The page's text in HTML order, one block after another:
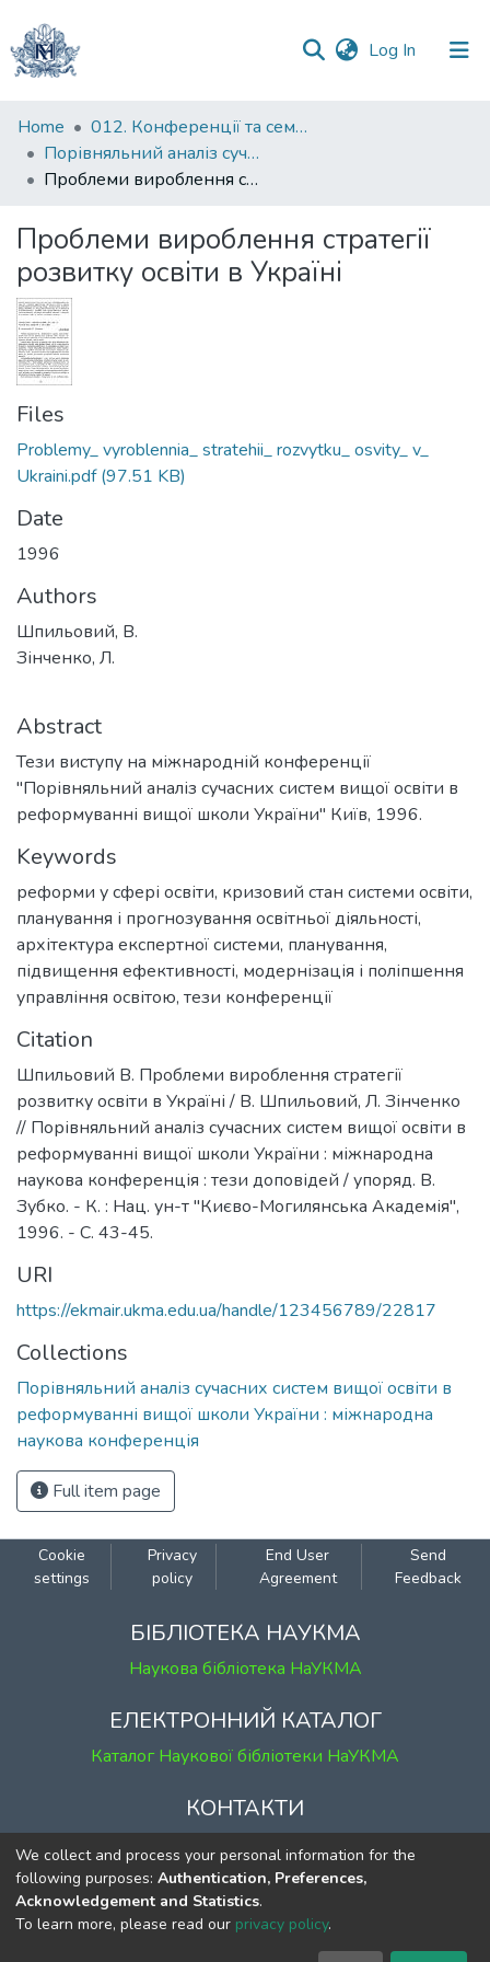
Log In (current)
Communities
&
Collections
Statistics
Home
012. Конференції та семінари НаУКМА
Порівняльний аналіз сучасних систем вищої освіти в реформуванні вищої школи України : міжнародна наукова конференція
Проблеми вироблення стратегії розвитку освіти в Україні
Проблеми вироблення стратегії
розвитку освіти в Україні
Files
Problemy_ vyroblennia_ stratehii_ rozvytku_ osvity_ v_
Ukraini.pdf(97.51 KB)
Date
1996
Authors
Шпильовий, В.
Зінченко, Л.
Abstract
Тези виступу на міжнародній конференції
"Порівняльний аналіз сучасних систем вищої освіти в
реформуванні вищої школи України" Київ, 1996.
Keywords
реформи у сфері освіти, кризовий стан системи освіти,
планування і прогнозування освітньої діяльності,
архітектура експертної системи, планування,
підвищення ефективності, модернізація і поліпшення
управління освітою, тези конференції
Citation
Шпильовий В. Проблеми вироблення стратегії
розвитку освіти в Україні / В. Шпильовий, Л. Зінченко
// Порівняльний аналіз сучасних систем вищої освіти в
реформуванні вищої школи України : міжнародна
наукова конференція : тези доповідей / упоряд. В.
Зубко. - К. : Нац. ун-т "Києво-Могилянська Академія",
1996. - С. 43-45.
URI
https://ekmair.ukma.edu.ua/handle/123456789/22817
Collections
Порівняльний аналіз сучасних систем вищої освіти в
реформуванні вищої школи України : міжнародна
наукова конференція
Full item page
Cookie
settings
Privacy
policy
End User
Agreement
Send
Feedback
БІБЛІОТЕКА НАУКМА
Наукова бібліотека НаУКМА
ЕЛЕКТРОННИЙ КАТАЛОГ
Каталог Наукової бібліотеки НаУКМА
КОНТАКТИ
м. Київ, вул. Григорія Сковороди, 2
к. 1, к. 120
тел. (044) 463-69-31
ekmair@ukma.edu.ua
We collect and process your personal information for the
following purposes: Authentication, Preferences,
Acknowledgement and Statistics.
To learn more, please read our privacy policy.